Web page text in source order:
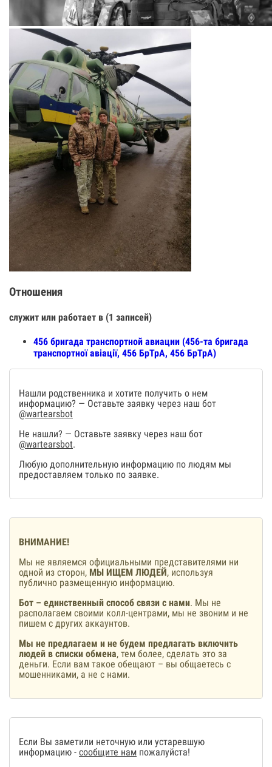
Отношения
служит или работает в (1 записей)
456 бригада транспортной авиации (456-та бригада
транспортної авіації, 456 БрТрА, 456 БрТрА)
Нашли родственника и хотите получить о нем
информацию? — Оставьте заявку через наш бот
@wartearsbot
Не нашли? — Оставьте заявку через наш бот
@wartearsbot.
Любую дополнительную информацию по людям мы
предоставляем только по заявке.
ВНИМАНИЕ!
Мы не являемся официальными представителями ни
одной из сторон, МЫ ИЩЕМ ЛЮДЕЙ, используя
публично размещенную информацию.
Бот – единственный способ связи с нами. Мы не
располагаем своими колл-центрами, мы не звоним и не
пишем с других аккаунтов.
Мы не предлагаем и не будем предлагать включить
людей в списки обмена, тем более, сделать это за
деньги. Если вам такое обещают – вы общаетесь с
мошенниками, а не с нами.
Если Вы заметили неточную или устаревшую
информацию - сообщите нам пожалуйста!